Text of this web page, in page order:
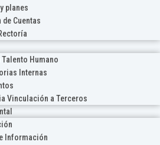
planes
de Cuentas
Humano
Internas
Vinculación a Terceros
Información